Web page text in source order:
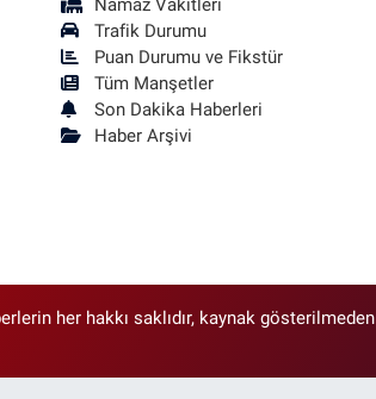
Namaz Vakitleri
Trafik Durumu
Puan Durumu ve Fikstür
Tüm Manşetler
Son Dakika Haberleri
Haber Arşivi
her hakkı saklıdır, kaynak gösterilmeden